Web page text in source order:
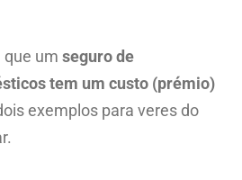
que um seguro de
tem um custo (prémio)
exemplos para veres do